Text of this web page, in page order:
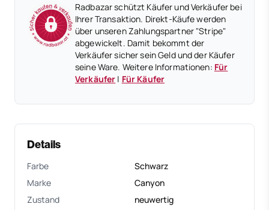
Radbazar schützt Käufer und Verkäufer bei
Ihrer Transaktion. Direkt-Käufe werden
über unseren Zahlungspartner "Stripe"
abgewickelt. Damit bekommt der
Verkäufer sicher sein Geld und der Käufer
seine Ware. Weitere Informationen: Für
Verkäufer | Für Käufer
Details
Farbe
Schwarz
Marke
Canyon
Zustand
neuwertig